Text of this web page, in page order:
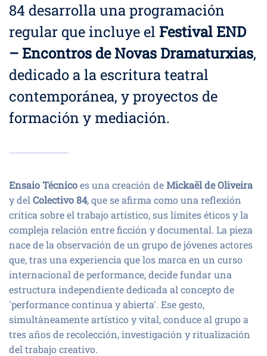
84 desarrolla una programación
regular que incluye el Festival END
– Encontros de Novas Dramaturxias,
dedicado a la escritura teatral
contemporánea, y proyectos de
formación y mediación.
Ensaio Técnicoes una creación deMickaël de Oliveira
y del Colectivo 84, que se afirma como una reflexión
crítica sobre el trabajo artístico, sus límites éticos y la
compleja relación entre ficción y documental. La pieza
nace de la observación de un grupo de jóvenes actores
que, tras una experiencia que los marca en un curso
internacional de performance, decide fundar una
estructura independiente dedicada al concepto de
'performance continua y abierta'. Ese gesto,
simultáneamente artístico y vital, conduce al grupo a
tres años de recolección, investigación y ritualización
del trabajo creativo.